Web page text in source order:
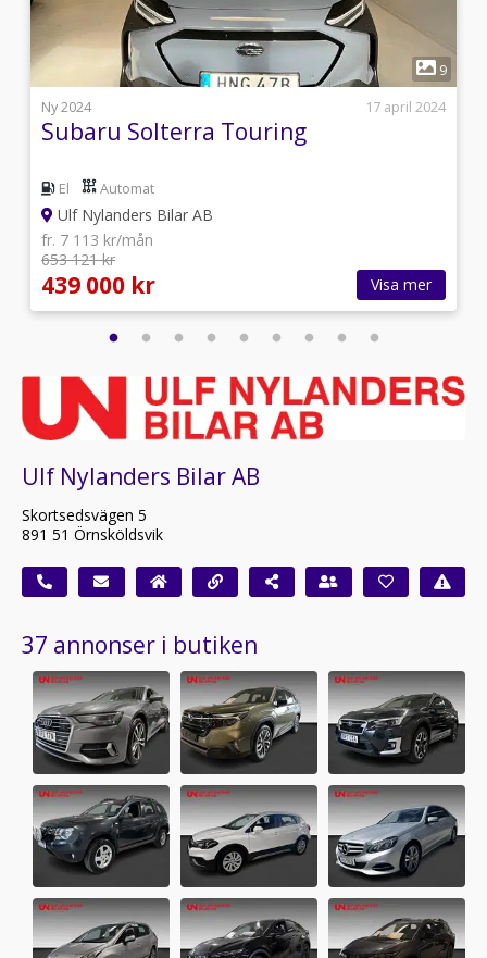
9
Ny 2024
17 april 2024
Subaru Solterra Touring
El Automat
Ulf Nylanders Bilar AB
fr. 7 113 kr/mån
653 121 kr
439 000 kr Visa mer
Ulf Nylanders Bilar AB
Skortsedsvägen 5
891 51 Örnsköldsvik
37 annonser i butiken